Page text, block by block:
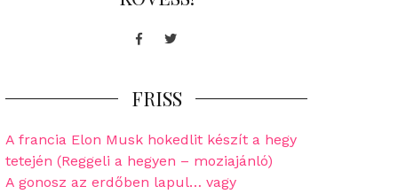
FacebookTwitter
FRISS
A francia Elon Musk hokedlit készít a hegy
tetején (Reggeli a hegyen – moziajánló)
A gonosz az erdőben lapul… vagy